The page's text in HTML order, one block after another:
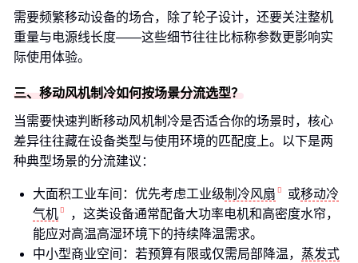
需要频繁移动设备的场合，除了轮子设计，还要关注整机
重量与电源线长度——这些细节往往比标称参数更影响实
际使用体验。
三、移动风机制冷如何按场景分流选型？
当需要快速判断移动风机制冷是否适合你的场景时，核心
差异往往藏在设备类型与使用环境的匹配度上。以下是两
种典型场景的分流建议：
大面积工业车间：优先考虑工业级制冷风扇 或移动冷
气机
，这类设备通常配备大功率电机和高密度水帘，
能应对高温高湿环境下的持续降温需求。
中小型商业空间：若预算有限或仅需局部降温， 蒸发式